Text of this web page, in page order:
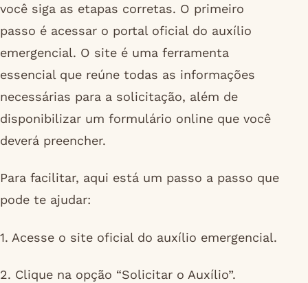
você siga as etapas corretas. O primeiro
passo é acessar o portal oficial do auxílio
emergencial. O site é uma ferramenta
essencial que reúne todas as informações
necessárias para a solicitação, além de
disponibilizar um formulário online que você
deverá preencher.
Para facilitar, aqui está um passo a passo que
pode te ajudar:
1. Acesse o site oficial do auxílio emergencial.
2. Clique na opção “Solicitar o Auxílio”.